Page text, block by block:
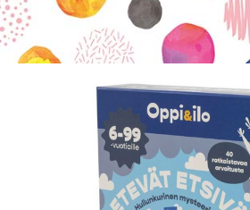
Unohtuiko salasana?
KIRJAUDU SISÄÄN
Etkö ole vielä
jäsen?
Liity tästä!